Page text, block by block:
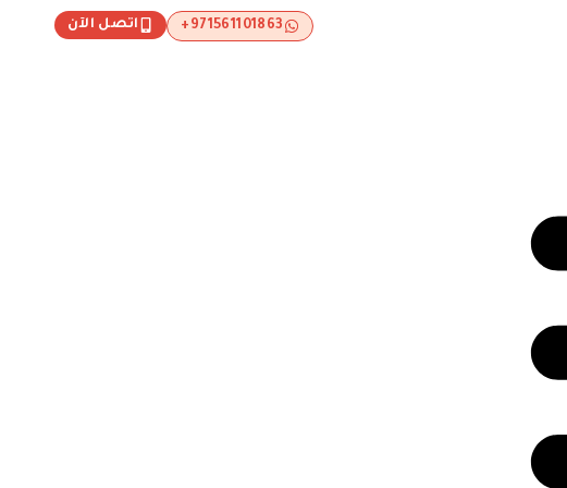
اتصل الآن 971561101863+